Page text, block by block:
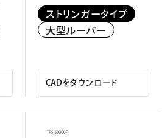
ストリンガータイプ
大型ルーバー
CADをダウンロード